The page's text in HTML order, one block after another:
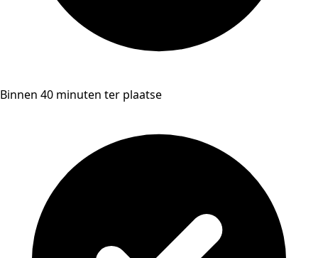
Binnen 40 minuten ter plaatse